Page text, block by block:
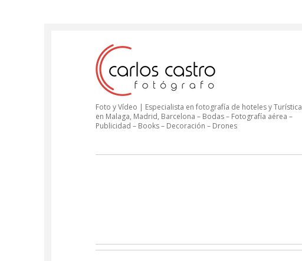
Foto y Vídeo | Especialista en fotografía de hoteles y Turística
en Malaga, Madrid, Barcelona – Bodas – Fotografía aérea –
Publicidad – Books – Decoración – Drones